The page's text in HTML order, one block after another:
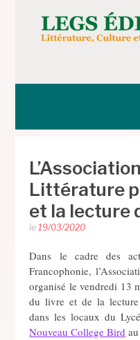
contenuLEGS
Littérature
et la lecture
le19/03/2020
Dans le cadre des
Francophonie,
organisé le vendredi 13
du livre et de la
dans les locaux du
Nouveau College Bird